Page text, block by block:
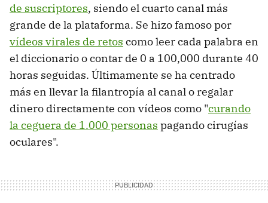
de suscriptores, siendo el cuarto canal más
grande de la plataforma. Se hizo famoso por
vídeos virales de retos como leer cada palabra en
el diccionario o contar de 0 a 100,000 durante 40
horas seguidas. Últimamente se ha centrado
más en llevar la filantropía al canal o regalar
dinero directamente con vídeos como "curando
la ceguera de 1.000 personas pagando cirugías
oculares".